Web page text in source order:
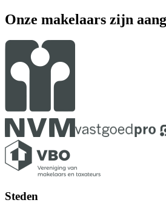
Onze makelaars zijn
Steden